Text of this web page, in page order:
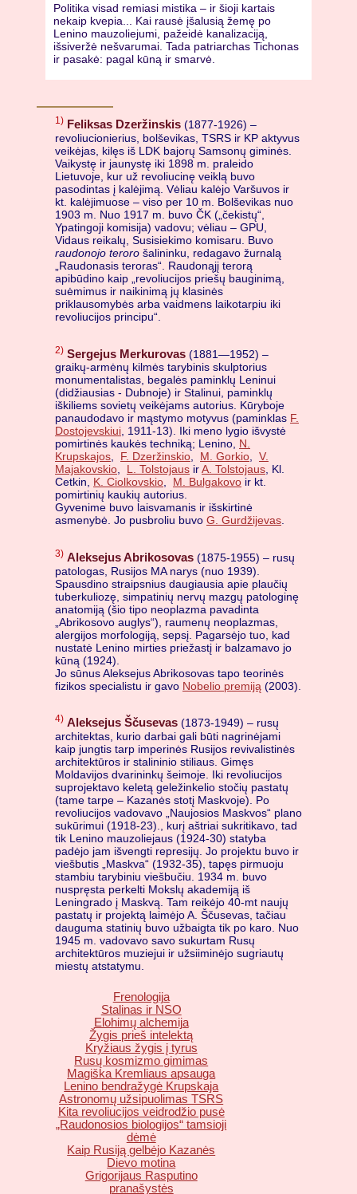
Politika visad remiasi mistika – ir šioji kartais
nekaip kvepia... Kai rausė įšalusią žemę po
Lenino mauzoliejumi, pažeidė kanalizaciją,
išsiveržė nešvarumai. Tada patriarchas Tichonas
ir pasakė: pagal kūną ir smarvė.
1) Feliksas Dzeržinskis (1877-1926) –
revoliucionierius, bolševikas, TSRS ir KP aktyvus
veikėjas, kilęs iš LDK bajorų Samsonų giminės.
Vaikystę ir jaunystę iki 1898 m. praleido
Lietuvoje, kur už revoliucinę veiklą buvo
pasodintas į kalėjimą. Vėliau kalėjo Varšuvos ir
kt. kalėjimuose – viso per 10 m. Bolševikas nuo
1903 m. Nuo 1917 m. buvo ČK („čekistų“,
Ypatingoji komisija) vadovu; vėliau – GPU,
Vidaus reikalų, Susisiekimo komisaru. Buvo
raudonojo teroro šalininku, redagavo žurnalą
„Raudonasis teroras“. Raudonąjį terorą
apibūdino kaip „revoliucijos priešų bauginimą,
suėmimus ir naikinimą jų klasinės
priklausomybės arba vaidmens laikotarpiu iki
revoliucijos principu“.
2) Sergejus Merkurovas (1881—1952) –
graikų-armėnų kilmės tarybinis skulptorius
monumentalistas, begalės paminklų Leninui
(didžiausias - Dubnoje) ir Stalinui, paminklų
iškiliems sovietų veikėjams autorius. Kūryboje
panaudodavo ir mąstymo motyvus (paminklas F.
Dostojevskiui, 1911-13). Iki meno lygio išvystė
pomirtinės kaukės techniką; Lenino, N.
Krupskajos, F. Dzeržinskio, M. Gorkio, V.
Majakovskio, L. Tolstojaus irA. Tolstojaus, Kl.
Cetkin, K. Ciolkovskio, M. Bulgakovo ir kt.
pomirtinių kaukių autorius.
Gyvenime buvo laisvamanis ir išskirtinė
asmenybė. Jo pusbroliu buvo G. Gurdžijevas.
3) Aleksejus Abrikosovas (1875-1955) – rusų
patologas, Rusijos MA narys (nuo 1939).
Spausdino straipsnius daugiausia apie plaučių
tuberkuliozę, simpatinių nervų mazgų patologinę
anatomiją (šio tipo neoplazma pavadinta
„Abrikosovo auglys“), raumenų neoplazmas,
alergijos morfologiją, sepsį. Pagarsėjo tuo, kad
nustatė Lenino mirties priežastį ir balzamavo jo
kūną (1924).
Jo sūnus Aleksejus Abrikosovas tapo teorinės
fizikos specialistu ir gavo Nobelio premiją (2003).
4) Aleksejus Ščusevas (1873-1949) – rusų
architektas, kurio darbai gali būti nagrinėjami
kaip jungtis tarp imperinės Rusijos revivalistinės
architektūros ir stalininio stiliaus. Gimęs
Moldavijos dvarininkų šeimoje. Iki revoliucijos
suprojektavo keletą geležinkelio stočių pastatų
(tame tarpe – Kazanės stotį Maskvoje). Po
revoliucijos vadovavo „Naujosios Maskvos“ plano
sukūrimui (1918-23)., kurį aštriai sukritikavo, tad
tik Lenino mauzoliejaus (1924-30) statyba
padėjo jam išvengti represijų. Jo projektu buvo ir
viešbutis „Maskva“ (1932-35), tapęs pirmuoju
stambiu tarybiniu viešbučiu. 1934 m. buvo
nuspręsta perkelti Mokslų akademiją iš
Leningrado į Maskvą. Tam reikėjo 40-mt naujų
pastatų ir projektą laimėjo A. Ščusevas, tačiau
dauguma statinių buvo užbaigta tik po karo. Nuo
1945 m. vadovavo savo sukurtam Rusų
architektūros muziejui ir užsiiminėjo sugriautų
miestų atstatymu.
Frenologija
Stalinas ir NSO
Elohimų alchemija
Žygis prieš intelektą
Kryžiaus žygis į tyrus
Rusų kosmizmo gimimas
Magiška Kremliaus apsauga
Lenino bendražygė Krupskaja
Astronomų užsipuolimas TSRS
Kita revoliucijos veidrodžio pusė
„Raudonosios biologijos“ tamsioji
dėmė
Kaip Rusiją gelbėjo Kazanės
Dievo motina
Grigorijaus Rasputino
pranašystės